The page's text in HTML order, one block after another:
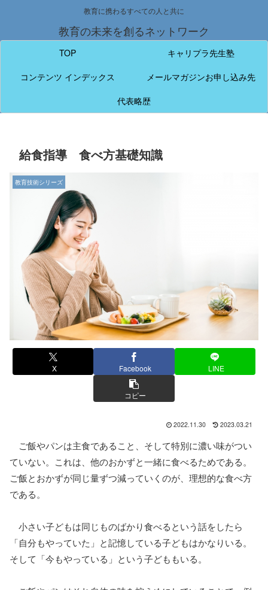
教育に携わるすべての人と共に
教育の未来を創るネットワーク
TOP
キャリプラ先生塾
コンテンツ インデックス
メールマガジンお申し込み先
代表略歴
給食指導 食べ方基礎知識
教育技術シリーズ
X Facebook LINE
コピー
2022.11.30 2023.03.21
ご飯やパンは主食であること、そして特別に濃い味がつい
ていない。これは、他のおかずと一緒に食べるためである。
ご飯とおかずが同じ量ずつ減っていくのが、理想的な食べ方
である。
小さい子どもは同じものばかり食べるという話をしたら
「自分もやっていた」と記憶している子どもはかなりいる。
そして「今もやっている」という子どももいる。